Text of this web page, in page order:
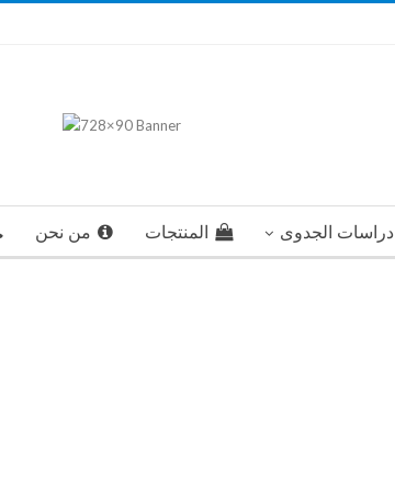
دراسات الجدوى المنتجات من نحن